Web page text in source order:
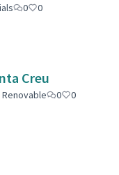
0
0
Creu
0
0